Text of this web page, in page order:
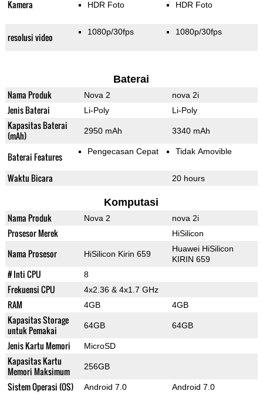
Kamera
HDR Foto HDR Foto
resolusi video 1080p/30fps 1080p/30fps
Baterai
Nama Produk Nova 2 nova 2i
Jenis Baterai Li-Poly Li-Poly
Kapasitas Baterai
(mAh)
2950 mAh 3340 mAh
Baterai Features Pengecasan Cepat Tidak Amovible
Waktu Bicara 20 hours
Komputasi
Nama Produk Nova 2 nova 2i
Prosesor Merek HiSilicon
Nama Prosesor HiSilicon Kirin 659
Huawei HiSilicon
KIRIN 659
# Inti CPU 8
Frekuensi CPU 4x2.36 & 4x1.7 GHz
RAM 4GB 4GB
Kapasitas Storage
untuk Pemakai
64GB 64GB
Jenis Kartu Memori MicroSD
Kapasitas Kartu
Memori Maksimum
256GB
Sistem Operasi (OS) Android 7.0 Android 7.0